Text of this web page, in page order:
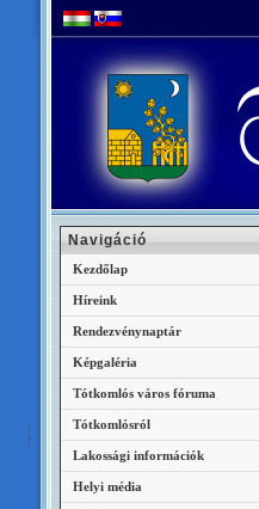
Navigáció
Kezdőlap
Híreink
Rendezvénynaptár
Képgaléria
Tótkomlós város fóruma
Tótkomlósról
Lakossági információk
Helyi média